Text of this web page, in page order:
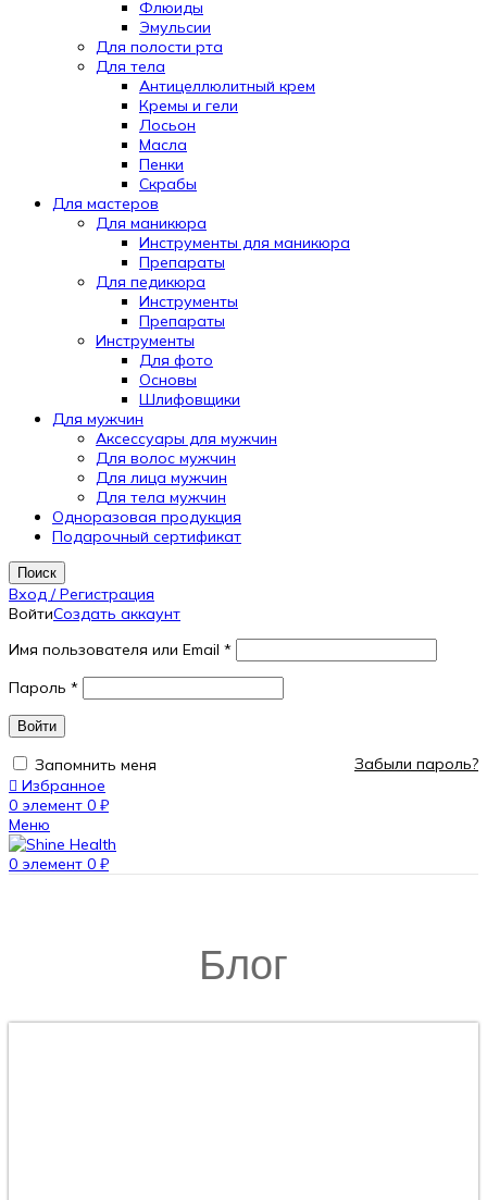
Флюиды
Эмульсии
Для полости рта
Для тела
Антицеллюлитный крем
Кремы и гели
Лосьон
Масла
Пенки
Скрабы
Для мастеров
Для маникюра
Инструменты для маникюра
Препараты
Для педикюра
Инструменты
Препараты
Инструменты
Для фото
Основы
Шлифовщики
Для мужчин
Аксессуары для мужчин
Для волос мужчин
Для лица мужчин
Для тела мужчин
Одноразовая продукция
Подарочный сертификат
Поиск
Вход / Регистрация
ВойтиСоздать аккаунт
Имя пользователя или Email *
Пароль *
Войти
Забыли пароль?
Запомнить меня
Избранное
0 элемент 0 ₽
Меню
0 элемент 0 ₽
Блог